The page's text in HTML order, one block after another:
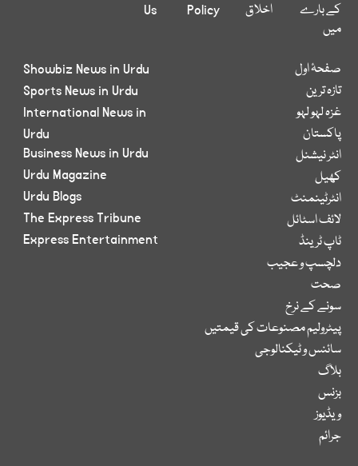
کے بارے
میں
اخلاق Policy
Us
صفحۂ اول
تازہ ترین
غزہ لہو لہو
پاکستان
انٹر نیشنل
کھیل
انٹرٹینمنٹ
لائف اسٹائل
ٹاپ ٹرینڈ
دلچسپ و عجیب
صحت
سونے کے نرخ
پیٹرولیم مصنوعات کی قیمتیں
سائنس و ٹیکنالوجی
بلاگ
بزنس
ویڈیوز
جرائم
Showbiz News in Urdu
Sports News in Urdu
International News in
Urdu
Business News in Urdu
Urdu Magazine
Urdu Blogs
The Express Tribune
Express Entertainment